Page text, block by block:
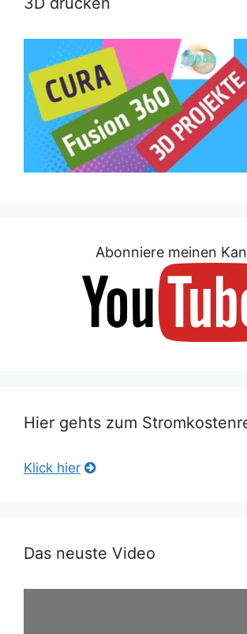
Abonniere meinen
Hier gehts zum
Klick hier
Das neuste Video